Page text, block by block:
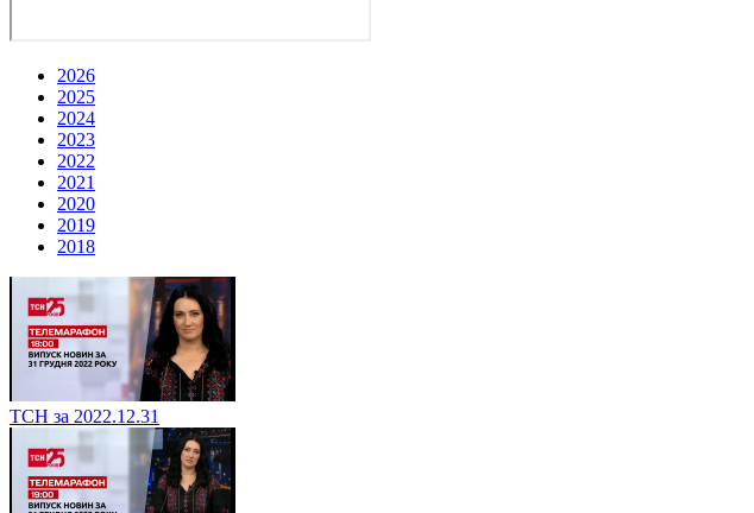
2026
2025
2024
2023
2022
2021
2020
2019
2018
ТСН за 2022.12.31